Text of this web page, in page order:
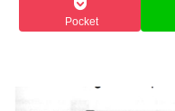
Pocket